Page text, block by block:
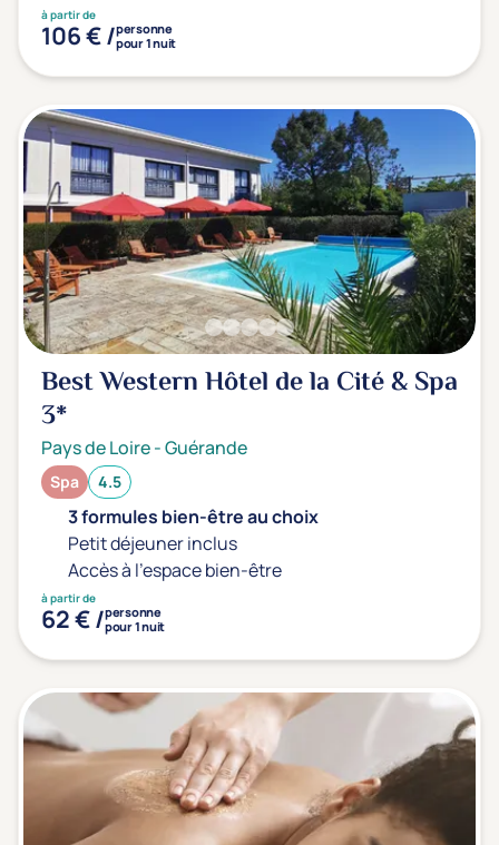
Yoga
Vente Flash & Promo
Offres spéciales Solo
(0)
Distance de chez vous
Établissements proches de chez moi
Km
Transports & hébergement
Soins sans hébergement
Offre séjour + vol inclus
à partir de
106 € /personne
pour 1 nuit
Best Western Hôtel de la Cité & Spa
3*
Pays de Loire-Guérande
Spa 4.5
3 formules bien-être au choix
Petit déjeuner inclus
Accès à l'espace bien-être
à partir de
62 € /personne
pour 1 nuit